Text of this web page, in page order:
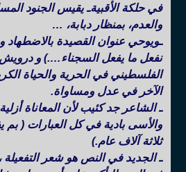
في حلكة الأقبيةـ يقيس الجنود
والعدم، بمنظار دبابة، …
ـويوحي عنوان القصيدة بالاضطهاد
نفعل ما يفعل السجناء….) و
الفلسطيني في الحرية والحياة
الآخر في عدل ومساواة.
ـ الشاعر جد كئيب لأن المعاناة
والأسى بادية في كل العبارات (
ثلاثة آلاف عام.)
ـ الجديد في النص هو شعر